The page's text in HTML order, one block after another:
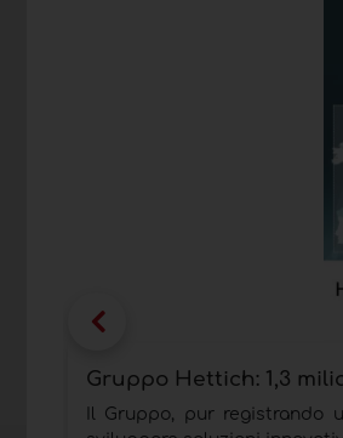
Gruppo Hettich: 1,3
Il Gruppo, pur registrando